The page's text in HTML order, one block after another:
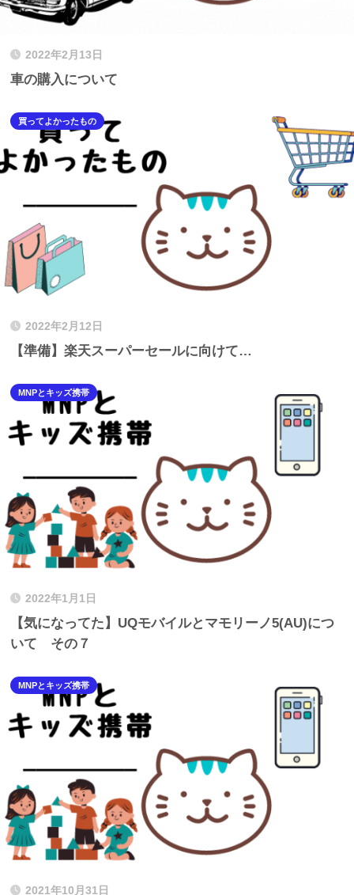
2022年2月13日
車の購入について
2022年2月12日
【準備】楽天スーパーセールに向けて…
買ってよかったもの
2022年1月1日
【気になってた】UQモバイルとマモリーノ5(AU)につ
いて その７
MNPとキッズ携帯
2021年10月31日
MNPとキッズ携帯